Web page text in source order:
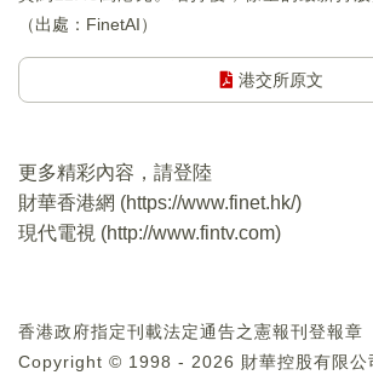
（出處：FinetAI）
港交所原文
更多精彩內容，請登陸
財華香港網 (https://www.finet.hk/)
現代電視 (http://www.fintv.com)
香港政府指定刊載法定通告之憲報刊登報章
Copyright © 1998 - 2026 財華控股有限公